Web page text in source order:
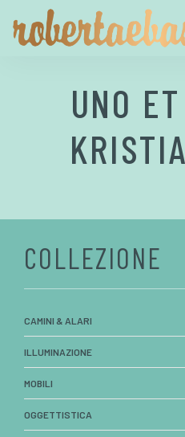
UNO
COLLEZIONE
CAMINI & ALARI
ILLUMINAZIONE
MOBILI
OGGETTISTICA